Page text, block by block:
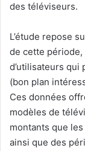
des téléviseurs.
L’étude repose
de cette
d’utilisateurs qui
(bon plan
Ces données
modèles de
montants que
ainsi que des